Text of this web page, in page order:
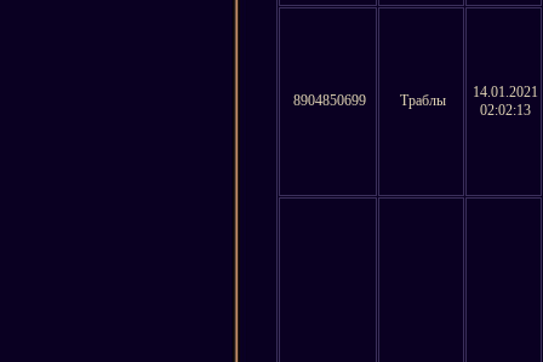
8904850699 Траблы
14.01.2021
02:02:13